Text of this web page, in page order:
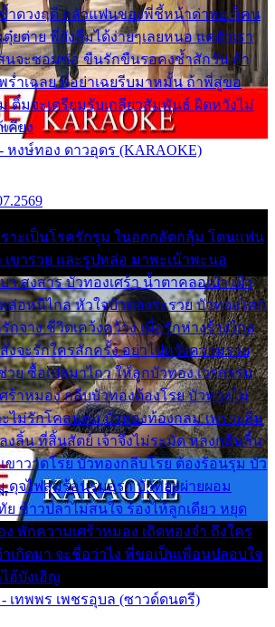
ำดวงฤดี กลัวแฟนของพี่ชี้หน้าด่าทอ ก็คน
ยต่าย พี่ยังลืมได้ง่ายๆเลยหนอ แค่ตัวเรา
นจะซอมซ่อ ขืนรักขืนรอคงช้ำสักวัน ถ้า
ร่ำเฉลย พี่อย่าเฉยรีบมาหมั้น ถ้าพี่สู่ขอ
ติ๋มจะเตรียมรับเกลียวสัมพันธ์ ผิดหวังไม่
คียง
หงษ์ทอง ดาวอุดร (KARAOKE)
าะเป็นโรครักรุม ในอกกลัดกลุ้ม โดนแฟน
ขารวย และรูปหล่อ มาพะเน้าพะนอ
า สงสาร บัวทองเศร้า น้ำตาคลอเบ้า เฝ้า
อหนีไกล หัวใจบัวทองระรวย บัวทองโศก
กจาง ชีวิตเคว้งคว้าง เมื่อรักห่างร้างไกล
จะรักใครสักครั้ง อย่าไปหวังความรวย
วย ซื้อเปลมาไกว ให้ลูกบัวทอง เวรกรรม
ร้าหมอง กลีบบัวทองต้องโรย บัวทองไม่
ไม่รักโคลนตม บัวทองท้องกลม เพราะลืม
งลิ้น ที่สิ้นสัตย์ เจ้าจึงไม่ระมัด หลงกลิ่นลิ้น
ขาวาดโรย บัวทองกลีบโรย ต้องร้อนรุม บัว
ดุจไฟสุมร้อนรุมอุรา บัวทองผ่ายผอม
ย ข้าวปลาไม่สนใจ ร้องไห้ลูกเดียว หยุด
ง พักความเศร้าหมอง เถิดทองจ๋า ถึงใคร
าเกิดมา จะชื่อว่าไง พี่ขอเป็นเพื่อนปลอบใจ
อ้บังเอิญ
เทพพร เพชรอุบล (ซาวด์ดนตรี)